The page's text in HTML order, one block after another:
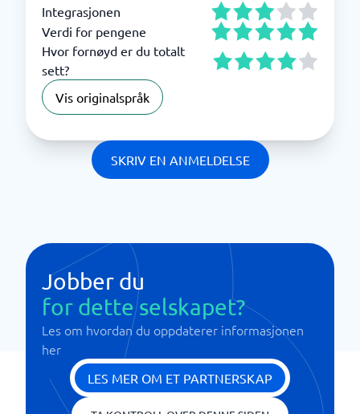
Integrasjonen
Verdi for pengene
Hvor fornøyd er du totalt
sett?
Vis originalspråk
SKRIV EN ANMELDELSE
Jobber du
for dette selskapet?
Les om hvordan du oppdaterer informasjonen
her
LES MER OM ET PARTNERSKAP